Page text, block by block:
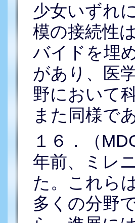
少女いずれ
模の接続性
バイドを埋
があり、医
野において
また同様で
１６．（
年前、ミレ
た。これら
多くの分野